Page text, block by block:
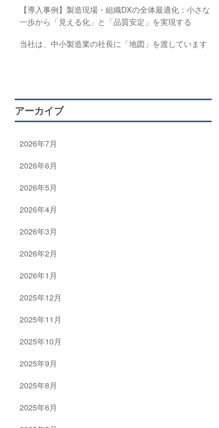
【導入事例】製造現場・組織DXの全体最適化：小さな
一歩から「見える化」と「品質安定」を実現する
当社は、中小製造業の社長に「地図」を渡しています
アーカイブ
2026年7月
2026年6月
2026年5月
2026年4月
2026年3月
2026年2月
2026年1月
2025年12月
2025年11月
2025年10月
2025年9月
2025年8月
2025年6月